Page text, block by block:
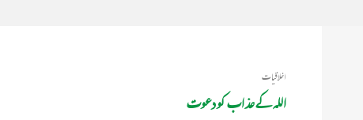
اخلاقیات
اللہ کے عذاب کو دعوت